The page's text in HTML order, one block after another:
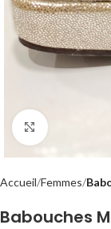
Agrandir
Accueil Femmes
Babouches